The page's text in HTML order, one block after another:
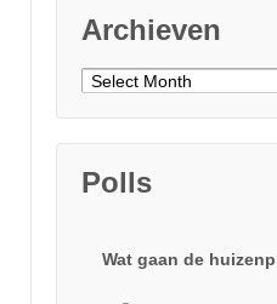
Archieven
Archieven
Polls
Wat gaan de